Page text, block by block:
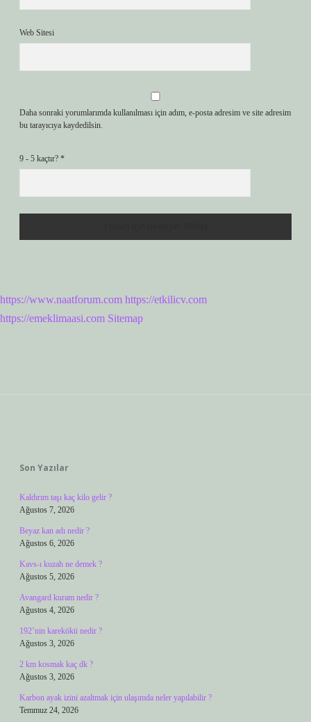
Web Sitesi
Daha sonraki yorumlarımda kullanılması için adım, e-posta adresim ve site adresim
bu tarayıcıya kaydedilsin.
9 - 5 kaçtır? *
https://www.naatforum.com https://etkilicv.com
https://emeklimaasi.com Sitemap
Son Yazılar
Kaldırım taşı kaç kilo gelir ?
Ağustos 7, 2026
Beyaz kan adı nedir ?
Ağustos 6, 2026
Kavs-ı kuzah ne demek ?
Ağustos 5, 2026
Avangard kuram nedir ?
Ağustos 4, 2026
192’nin karekökü nedir ?
Ağustos 3, 2026
2 km kosmak kaç dk ?
Ağustos 3, 2026
Karbon ayak izini azaltmak için ulaşımda neler yapılabilir ?
Temmuz 24, 2026